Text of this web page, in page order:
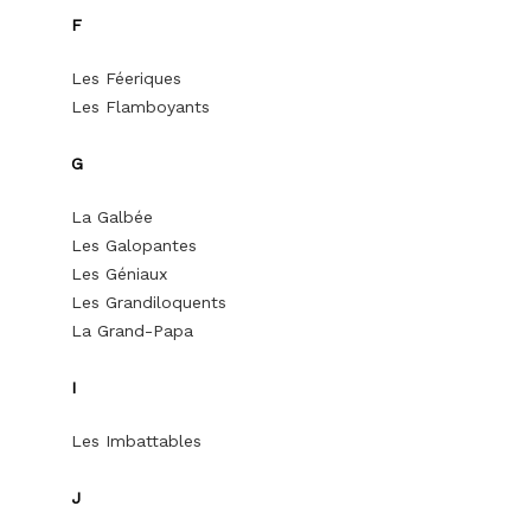
F
Les Féeriques
Les Flamboyants
G
La Galbée
Les Galopantes
Les Géniaux
Les Grandiloquents
La Grand-Papa
I
Les Imbattables
J